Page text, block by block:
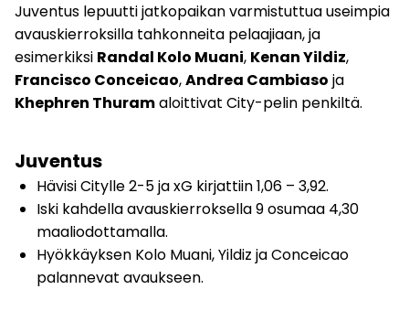
Juventus lepuutti jatkopaikan varmistuttua useimpia
avauskierroksilla tahkonneita pelaajiaan, ja
esimerkiksi Randal Kolo Muani, Kenan Yildiz,
Francisco Conceicao,Andrea Cambiaso ja
Khephren Thuramaloittivat City-pelin penkiltä.
Juventus
Hävisi Citylle 2-5 ja xG kirjattiin 1,06 – 3,92.
Iski kahdella avauskierroksella 9 osumaa 4,30
maaliodottamalla.
Hyökkäyksen Kolo Muani, Yildiz ja Conceicao
palannevat avaukseen.